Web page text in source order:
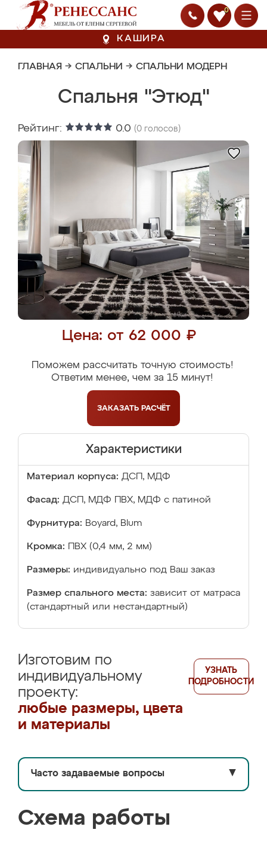
0
КАШИРА
ГЛАВНАЯ → СПАЛЬНИ → СПАЛЬНИ МОДЕРН
Спальня "Этюд"
Рейтинг: 0.0 (0 голосов)
Цена: от 62 000 ₽
Поможем рассчитать точную стоимость!
Ответим менее, чем за 15 минут!
ЗАКАЗАТЬ РАСЧЁТ
Характеристики
Материал корпуса: ДСП, МДФ
Фасад: ДСП, МДФ ПВХ, МДФ с патиной
Фурнитура: Boyard, Blum
Кромка: ПВХ (0,4 мм, 2 мм)
Размеры: индивидуально под Ваш заказ
Размер спального места: зависит от матраса
(стандартный или нестандартный)
Изготовим по
индивидуальному
проекту:
любые размеры, цвета
и материалы
УЗНАТЬ
ПОДРОБНОСТИ
Часто задаваемые вопросы ▼
Схема работы